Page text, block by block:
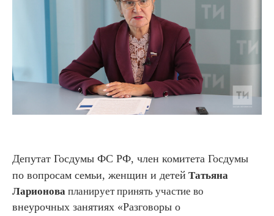
Депутат Госдумы ФС РФ, член комитета Госдумы
по вопросам семьи, женщин и детей Татьяна
Ларионова планирует принять участие во
внеурочных занятиях «Разговоры о